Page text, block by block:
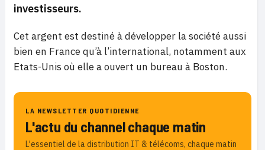
investisseurs.
Cet argent est destiné à développer la société aussi
bien en France qu’à l’international, notamment aux
Etats-Unis où elle a ouvert un bureau à Boston.
LA NEWSLETTER QUOTIDIENNE
L'actu du channel chaque matin
L'essentiel de la distribution IT & télécoms, chaque matin